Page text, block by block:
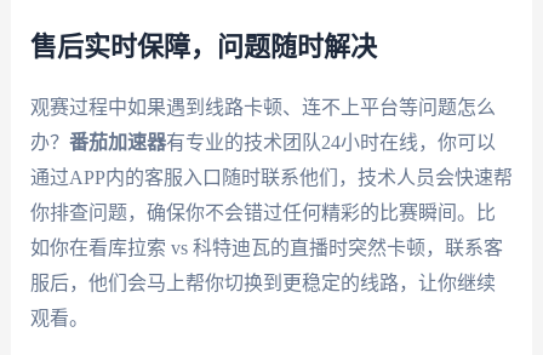
售后实时保障，问题随时解决
观赛过程中如果遇到线路卡顿、连不上平台等问题怎么
办？ 番茄加速器有专业的技术团队24小时在线，你可以
通过APP内的客服入口随时联系他们，技术人员会快速帮
你排查问题，确保你不会错过任何精彩的比赛瞬间。比
如你在看库拉索 vs 科特迪瓦的直播时突然卡顿，联系客
服后，他们会马上帮你切换到更稳定的线路，让你继续
观看。